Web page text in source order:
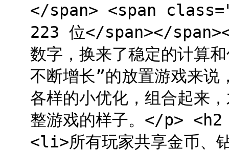
</span> <span
223 位</span></
数字，换来了稳定的计算
不断增长”的放置游戏来
各样的小优化，组合起来
整游戏的样子。</p>
<li>所有玩家共享金币、